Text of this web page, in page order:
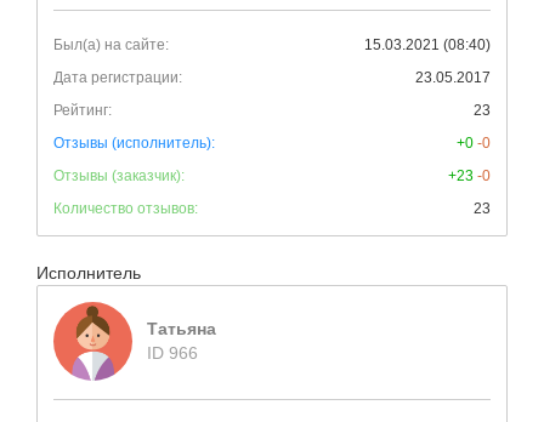
Был(а) на сайте:
15.03.2021 (08:40)
Дата регистрации:
23.05.2017
Рейтинг:
23
Отзывы (исполнитель):
+0 -0
Отзывы (заказчик):
+23 -0
Количество отзывов:
23
Исполнитель
Татьяна
ID 966